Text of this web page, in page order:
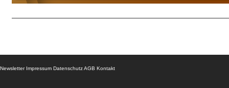
Newsletter Impressum DatenschutzAGB Kontakt